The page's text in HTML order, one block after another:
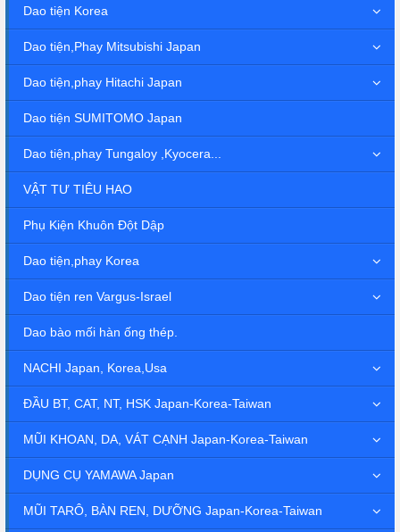
Dao tiện Korea
Dao tiện,Phay Mitsubishi Japan
Dao tiện,phay Hitachi Japan
Dao tiện SUMITOMO Japan
Dao tiện,phay Tungaloy ,Kyocera...
VẬT TƯ TIÊU HAO
Phụ Kiện Khuôn Đột Dập
Dao tiện,phay Korea
Dao tiện ren Vargus-Israel
Dao bào mối hàn ống thép.
NACHI Japan, Korea,Usa
ĐẦU BT, CAT, NT, HSK Japan-Korea-Taiwan
MŨI KHOAN, DA, VÁT CẠNH Japan-Korea-Taiwan
DỤNG CỤ YAMAWA Japan
MŨI TARÔ, BÀN REN, DƯỠNG Japan-Korea-Taiwan